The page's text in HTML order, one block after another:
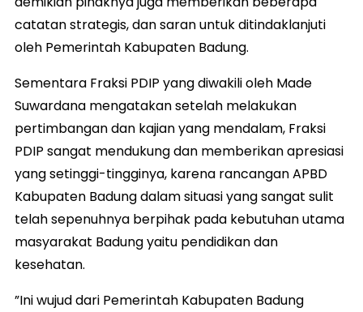
catatan strategis, dan saran untuk ditindaklanjuti
oleh Pemerintah Kabupaten Badung.
Sementara Fraksi PDIP yang diwakili oleh Made
Suwardana mengatakan setelah melakukan
pertimbangan dan kajian yang mendalam, Fraksi
PDIP sangat mendukung dan memberikan apresiasi
yang setinggi-tingginya, karena rancangan APBD
Kabupaten Badung dalam situasi yang sangat sulit
telah sepenuhnya berpihak pada kebutuhan utama
masyarakat Badung yaitu pendidikan dan
kesehatan.
”Ini wujud dari Pemerintah Kabupaten Badung